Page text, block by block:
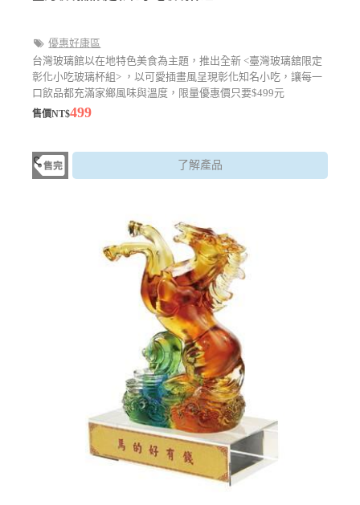
優惠好康區
台灣玻璃館以在地特色美食為主題，推出全新 <臺灣玻璃舘限定
彰化小吃玻璃杯組> ，以可愛插畫風呈現彰化知名小吃，讓每一
口飲品都充滿家鄉風味與溫度，限量優惠價只要$499元
售價NT$499
了解產品